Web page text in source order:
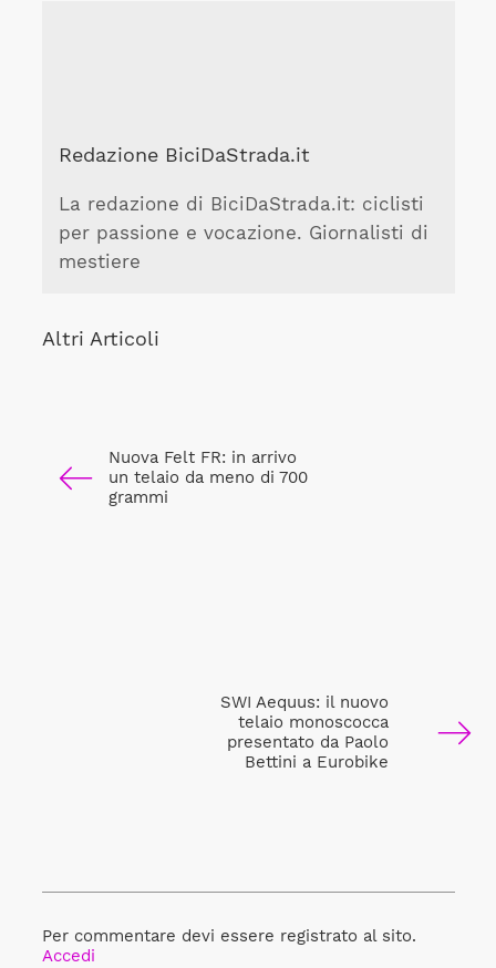
Redazione BiciDaStrada.it
La redazione di BiciDaStrada.it: ciclisti
per passione e vocazione. Giornalisti di
mestiere
Altri Articoli
Nuova Felt FR: in arrivo
un telaio da meno di 700
grammi
SWI Aequus: il nuovo
telaio monoscocca
presentato da Paolo
Bettini a Eurobike
Per commentare devi essere registrato al sito.
Accedi